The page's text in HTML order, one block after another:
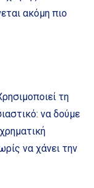
ακόμη πιο
τη
να δούμε
να χάνει την